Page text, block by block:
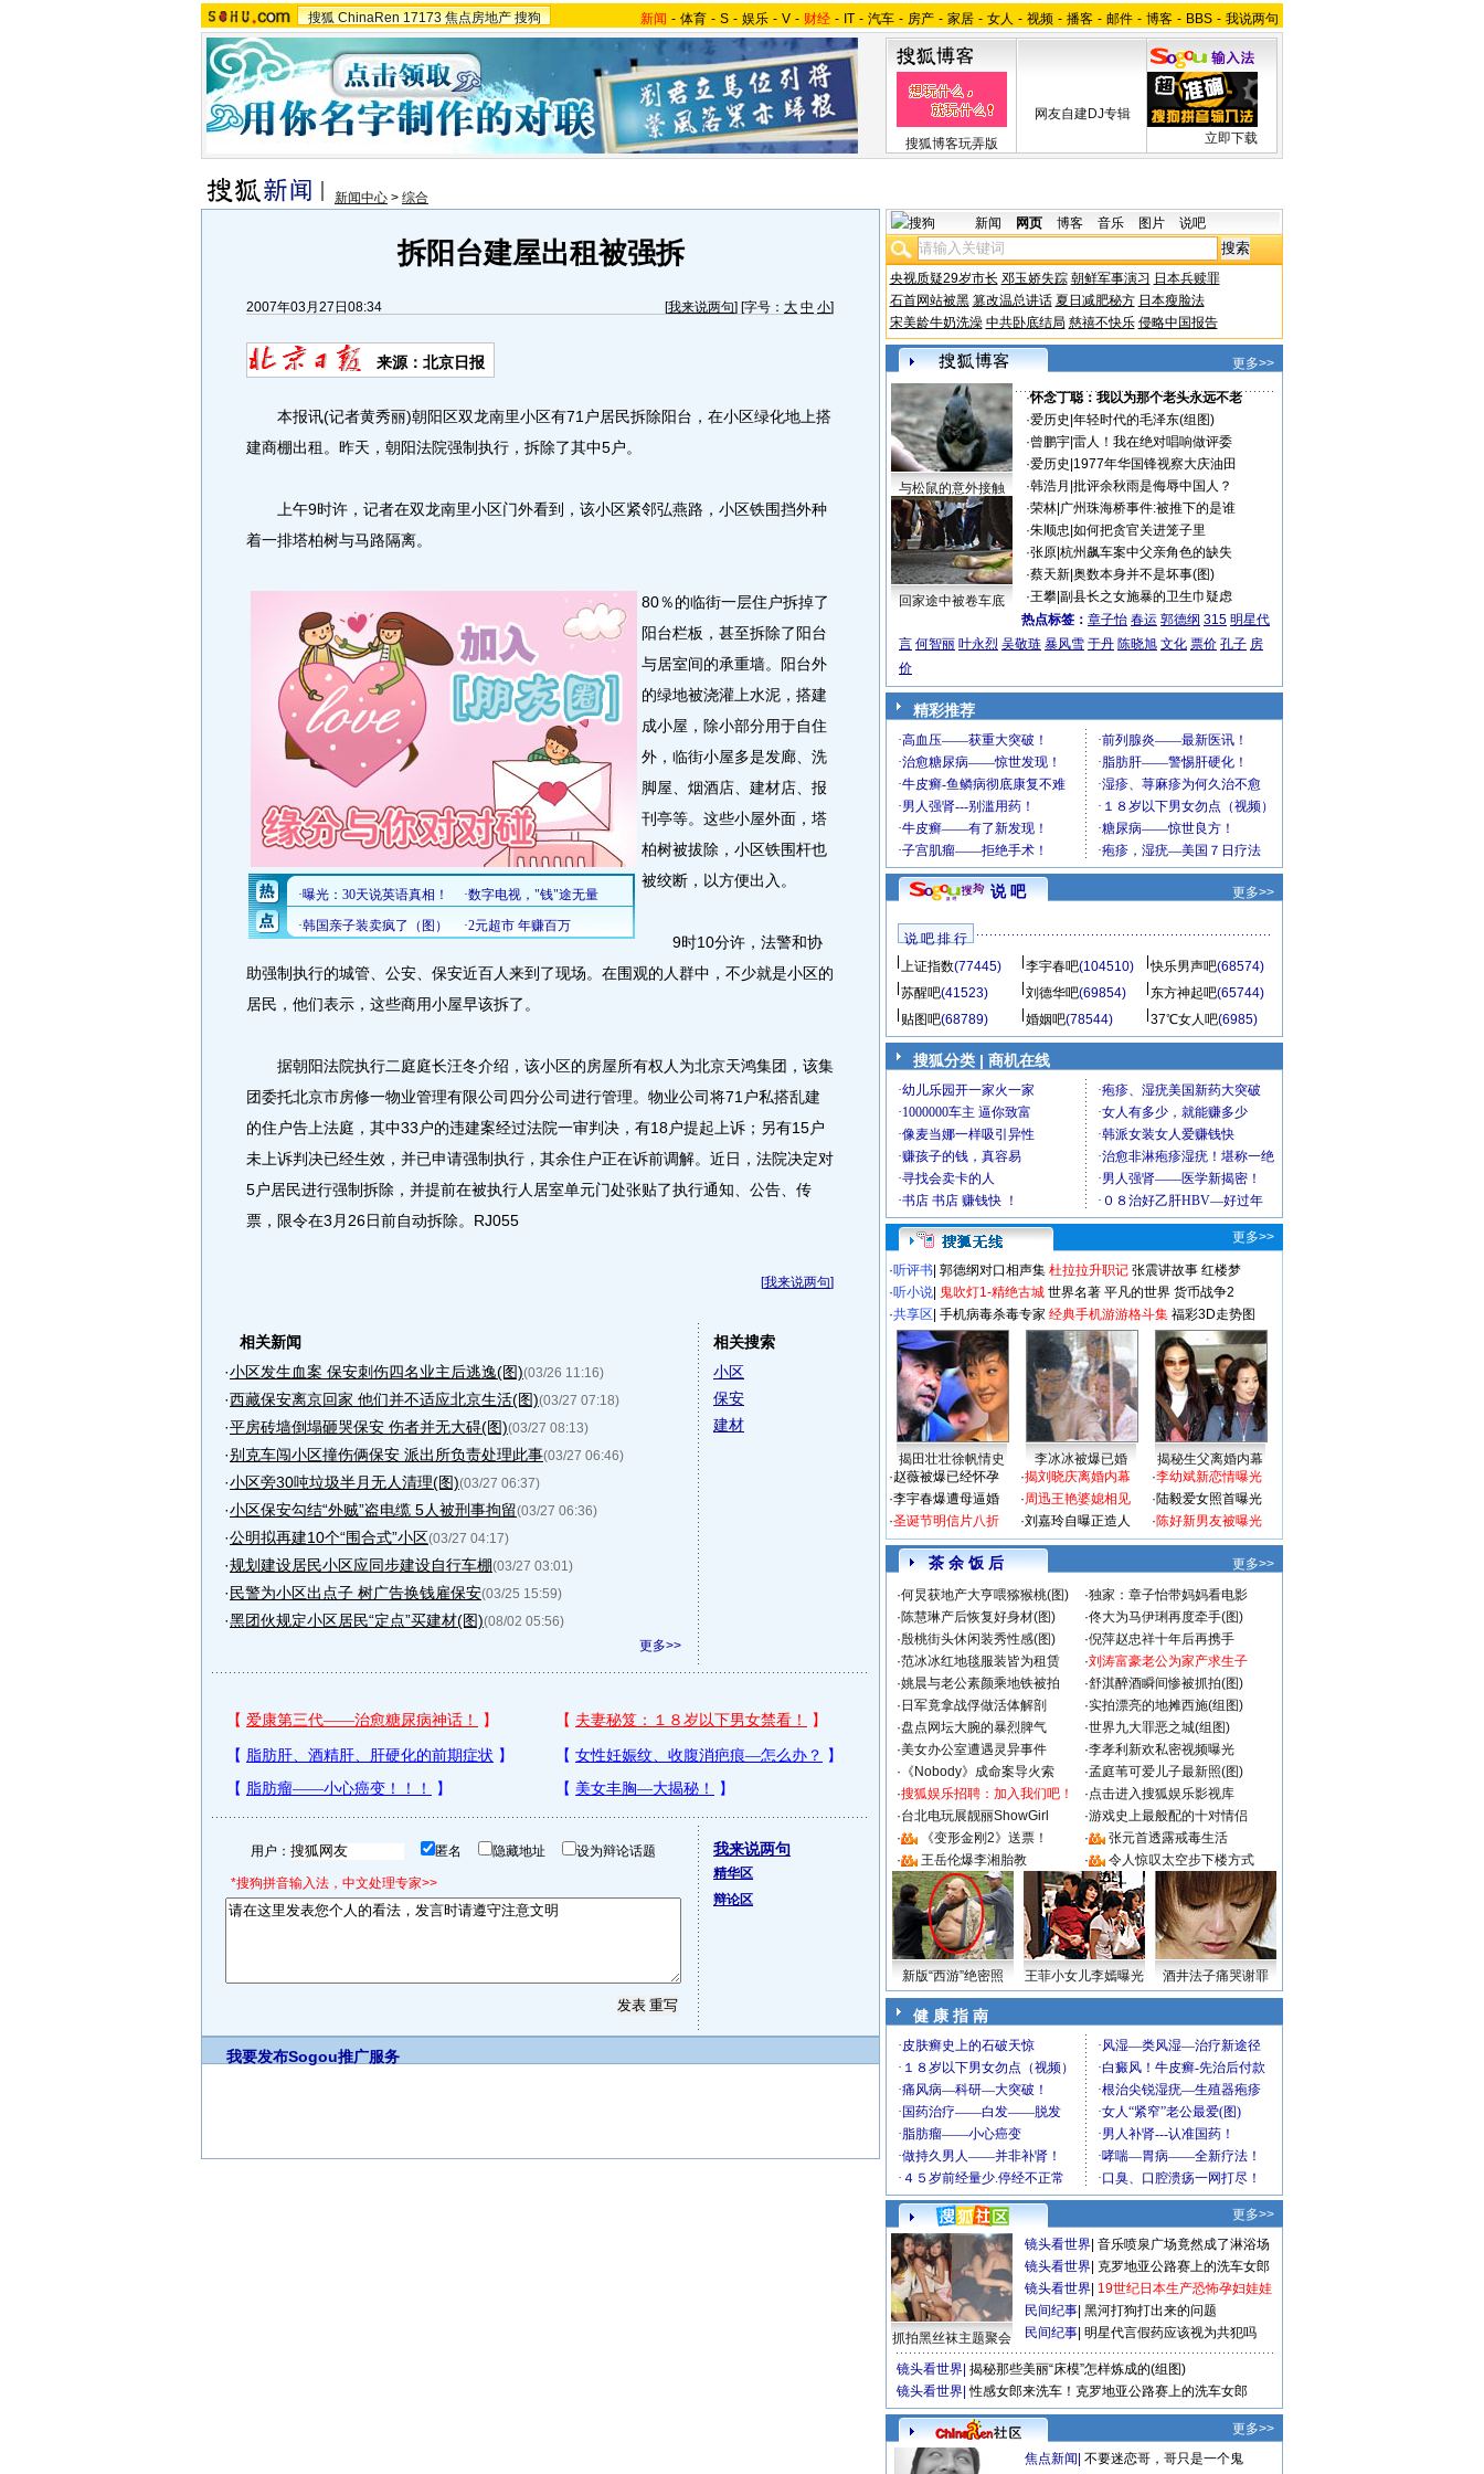
搜狐 ChinaRen 17173 焦点房地产 搜狗 新闻 - 体育 - S - 娱乐 - V - 财经 - IT - 汽车 - 房产 - 家居 - 女人 - 视频 - 播客 - 邮件 - 博客 - BBS - 我说两句
搜狐博客玩弄版
网友自建DJ专辑
立即下载
新闻中心 > 综合
拆阳台建屋出租被强拆
2007年03月27日08:34 [我来说两句] [字号： 大 中 小]
来源：北京日报
本报讯(记者黄秀丽)朝阳区双龙南里小区有71户居民拆除阳台，在小区绿化地上搭
建商棚出租。昨天，朝阳法院强制执行，拆除了其中5户。
上午9时许，记者在双龙南里小区门外看到，该小区紧邻弘燕路，小区铁围挡外种
着一排塔柏树与马路隔离。
80％的临街一层住户拆掉了
阳台栏板，甚至拆除了阳台
与居室间的承重墙。阳台外
的绿地被浇灌上水泥，搭建
成小屋，除小部分用于自住
外，临街小屋多是发廊、洗
脚屋、烟酒店、建材店、报
刊亭等。这些小屋外面，塔
柏树被拔除，小区铁围杆也
被绞断，以方便出入。
9时10分许，法警和协
助强制执行的城管、公安、保安近百人来到了现场。在围观的人群中，不少就是小区的
居民，他们表示，这些商用小屋早该拆了。
据朝阳法院执行二庭庭长汪冬介绍，该小区的房屋所有权人为北京天鸿集团，该集
团委托北京市房修一物业管理有限公司四分公司进行管理。物业公司将71户私搭乱建
的住户告上法庭，其中33户的违建案经过法院一审判决，有18户提起上诉；另有15户
未上诉判决已经生效，并已申请强制执行，其余住户正在诉前调解。近日，法院决定对
5户居民进行强制拆除，并提前在被执行人居室单元门处张贴了执行通知、公告、传
票，限令在3月26日前自动拆除。RJ055
[我来说两句]
相关新闻
·小区发生血案 保安刺伤四名业主后逃逸(图)(03/26 11:16)
·西藏保安离京回家 他们并不适应北京生活(图)(03/27 07:18)
·平房砖墙倒塌砸哭保安 伤者并无大碍(图)(03/27 08:13)
·别克车闯小区撞伤俩保安 派出所负责处理此事(03/27 06:46)
·小区旁30吨垃圾半月无人清理(图)(03/27 06:37)
·小区保安勾结“外贼”盗电缆 5人被刑事拘留(03/27 06:36)
·公明拟再建10个“围合式”小区(03/27 04:17)
·规划建设居民小区应同步建设自行车棚(03/27 03:01)
· 民警为小区出点子 树广告换钱雇保安(03/25 15:59)
·黑团伙规定小区居民“定点”买建材(图)(08/02 05:56)
更多>>
相关搜索
小区
保安
建材
用户： 匿名 隐藏地址 设为辩论话题
*搜狗拼音输入法，中文处理专家>>
我来说两句
精华区
辩论区
我要发布Sogou推广服务
新闻 网页 博客 音乐 图片 说吧
央视质疑29岁市长 邓玉娇失踪 朝鲜军事演习 日本兵赎罪
石首网站被黑 篡改温总讲话 夏日减肥秘方 日本瘦脸法
宋美龄牛奶洗澡 中共卧底结局 慈禧不快乐 侵略中国报告
更多>>
与松鼠的意外接触
回家途中被卷车底
·怀念丁聪：我以为那个老头永远不老
·爱历史 年轻时代的毛泽东(组图)
·曾鹏宇| 雷人！我在绝对唱响做评委
·爱历史 1977年华国锋视察大庆油田
·韩浩月 批评余秋雨是侮辱中国人？
·荣林| 广州珠海桥事件:被推下的是谁
·朱顺忠 如何把贪官关进笼子里
·张原| 杭州飙车案中父亲角色的缺失
·蔡天新| 奥数本身并不是坏事(图)
·王攀| 副县长之女施暴的卫生巾疑虑
热点标签： 章子怡 春运 郭德纲 315 明星代
言 何智丽 叶永烈 吴敬琏 暴风雪 于丹 陈晓旭 文化 票价 孔子 房
价
精彩推荐
说 吧 更多>>
说 吧 排 行
上证指数(77445) 李宇春吧(104510) 快乐男声吧(68574)
苏醒吧(41523) 刘德华吧(69854) 东方神起吧(65744)
贴图吧(68789) 婚姻吧(78544) 37℃女人吧(6985)
搜狐分类 | 商机在线
更多>>
·听评书 郭德纲对口相声集 杜拉拉升职记 张震讲故事 红楼梦
·听小说 鬼吹灯1-精绝古城 世界名著 平凡的世界 货币战争2
·共享区 手机病毒杀毒专家 经典手机游游格斗集 福彩3D走势图
揭田壮壮徐帆情史 李冰冰被爆已婚
揭秘生父离婚内幕
·赵薇被爆已经怀孕
·李宇春爆遭母逼婚
·圣诞节明信片八折
·揭刘晓庆离婚内幕
·周迅王艳婆媳相见
·刘嘉玲自曝正造人
·李幼斌新恋情曝光
·陆毅爱女照首曝光
·陈好新男友被曝光
茶 余 饭 后
更多>>
·何炅获地产大亨喂猕猴桃(图) ·独家：章子怡带妈妈看电影
·陈慧琳产后恢复好身材(图) ·佟大为马伊琍再度牵手(图)
·殷桃街头休闲装秀性感(图) ·倪萍赵忠祥十年后再携手
·范冰冰红地毯服装皆为租赁 ·刘涛富豪老公为家产求生子
·姚晨与老公素颜乘地铁被拍 ·舒淇醉酒瞬间惨被抓拍(图)
· 日军竟拿战俘做活体解剖 ·实拍漂亮的地摊西施(组图)
·盘点网坛大腕的暴烈脾气 ·世界九大罪恶之城(组图)
·美女办公室遭遇灵异事件 ·李孝利新欢私密视频曝光
· 《Nobody》成命案导火索 ·孟庭苇可爱儿子最新照(图)
·搜狐娱乐招聘：加入我们吧！ ·点击进入搜狐娱乐影视库
·台北电玩展靓丽ShowGirl ·游戏史上最般配的十对情侣
·
《变形金刚2》送票！ ·
张元首透露戒毒生活
·
王岳伦爆李湘胎教 · 令人惊叹太空步下楼方式
新版“西游”绝密照 王菲小女儿李嫣曝光 酒井法子痛哭谢罪
健 康 指 南
更多>>
抓拍黑丝袜主题聚会
镜头看世界 音乐喷泉广场竟然成了淋浴场
镜头看世界 克罗地亚公路赛上的洗车女郎
镜头看世界 19世纪日本生产恐怖孕妇娃娃
民间纪事 黑河打狗打出来的问题
民间纪事 明星代言假药应该视为共犯吗
镜头看世界 揭秘那些美丽“床模”怎样炼成的(组图)
镜头看世界 性感女郎来洗车！克罗地亚公路赛上的洗车女郎
更多>>
焦点新闻 不要迷恋哥，哥只是一个鬼